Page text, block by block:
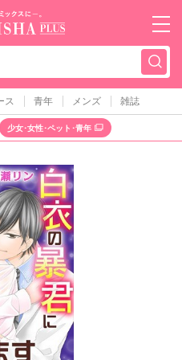
秋水社PLUS（テ
ス 青年 メンズ 雑誌
少女･女性･ペット･青年